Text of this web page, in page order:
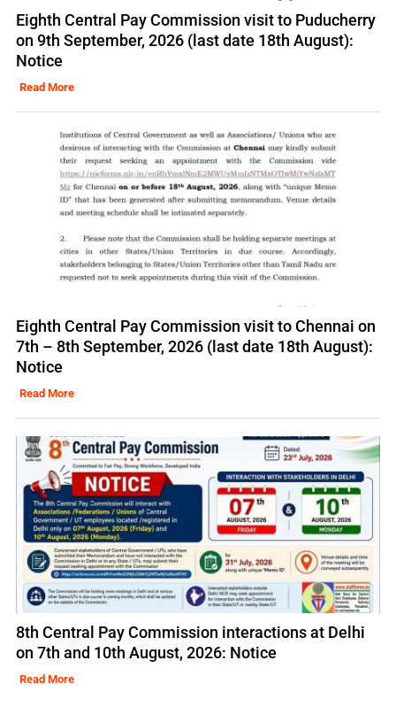
Eighth Central Pay Commission visit to Puducherry
on 9th September, 2026 (last date 18th August):
Notice
Read More
Eighth Central Pay Commission visit to Chennai on
7th – 8th September, 2026 (last date 18th August):
Notice
Read More
8th Central Pay Commission interactions at Delhi
on 7th and 10th August, 2026: Notice
Read More